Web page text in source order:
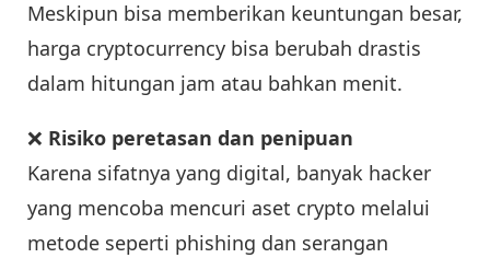
Meskipun bisa memberikan keuntungan besar,
harga cryptocurrency bisa berubah drastis
dalam hitungan jam atau bahkan menit.
❌ Risiko peretasan dan penipuan
Karena sifatnya yang digital, banyak hacker
yang mencoba mencuri aset crypto melalui
metode seperti phishing dan serangan